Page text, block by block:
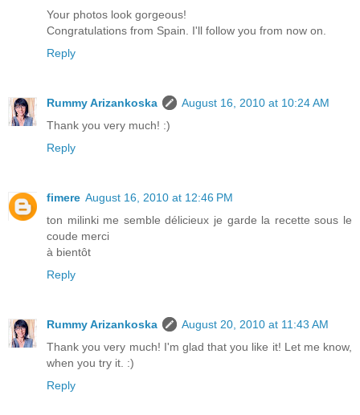
Your photos look gorgeous!
Congratulations from Spain. I'll follow you from now on.
Reply
Rummy Arizankoska
August 16, 2010 at 10:24 AM
Thank you very much! :)
Reply
fimere August 16, 2010 at 12:46 PM
ton milinki me semble délicieux je garde la recette sous le
coude merci
à bientôt
Reply
Rummy Arizankoska
August 20, 2010 at 11:43 AM
Thank you very much! I'm glad that you like it! Let me know,
when you try it. :)
Reply